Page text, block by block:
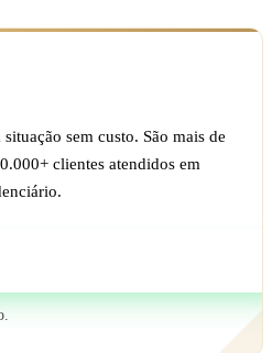
sem custo. São mais de
clientes atendidos em